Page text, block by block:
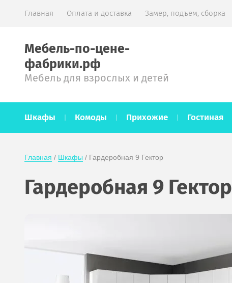
Главная Оплата и доставка Замер, подъем, сборка
Мебель-по-цене-
фабрики.рф
Мебель для взрослых и детей
Шкафы Комоды Прихожие Гостиная
Главная / Шкафы / Гардеробная 9 Гектор
Гардеробная 9 Гектор